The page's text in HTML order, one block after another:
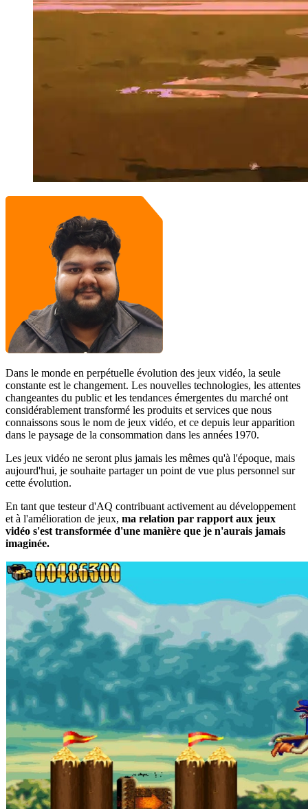
Dans le monde en perpétuelle évolution des jeux vidéo, la seule
constante est le changement. Les nouvelles technologies, les attentes
changeantes du public et les tendances émergentes du marché ont
considérablement transformé les produits et services que nous
connaissons sous le nom de jeux vidéo, et ce depuis leur apparition
dans le paysage de la consommation dans les années 1970.
Les jeux vidéo ne seront plus jamais les mêmes qu'à l'époque, mais
aujourd'hui, je souhaite partager un point de vue plus personnel sur
cette évolution.
En tant que testeur d'AQ contribuant activement au développement
et à l'amélioration de jeux, ma relation par rapport aux jeux
vidéo s'est transformée d'une manière que je n'aurais jamais
imaginée.